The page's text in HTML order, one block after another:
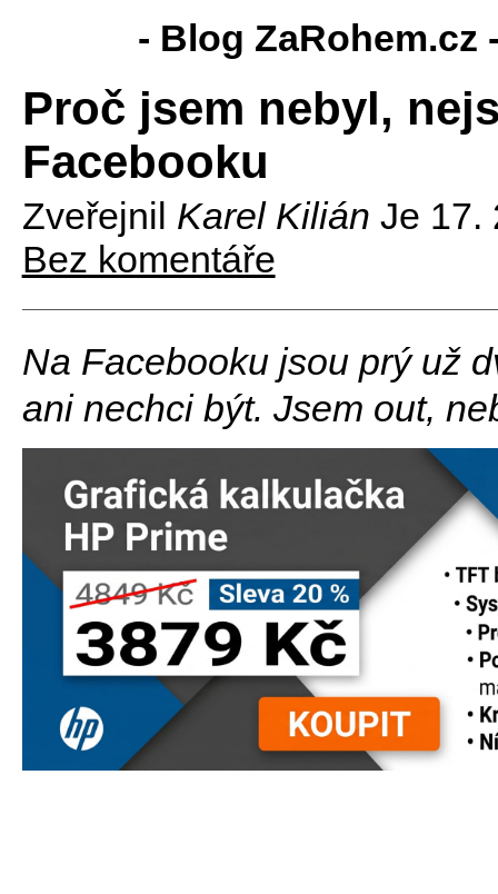
- Blog ZaRohem.cz
Proč jsem nebyl,
Facebooku
Zveřejnil Karel Kilián Je 17.
Bez komentáře
Na Facebooku jsou prý už
ani nechci být. Jsem out,